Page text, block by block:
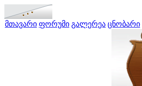
მთავარი ფორუმი გალერეა ცნობარი